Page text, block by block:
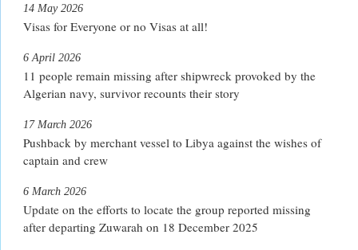
Visas for Everyone or no Visas at all!
14 May 2026
11 people remain missing after shipwreck provoked by the
Algerian navy, survivor recounts their story
6 April 2026
Pushback by merchant vessel to Libya against the wishes of
captain and crew
17 March 2026
Update on the efforts to locate the group reported missing
after departing Zuwarah on 18 December 2025
6 March 2026